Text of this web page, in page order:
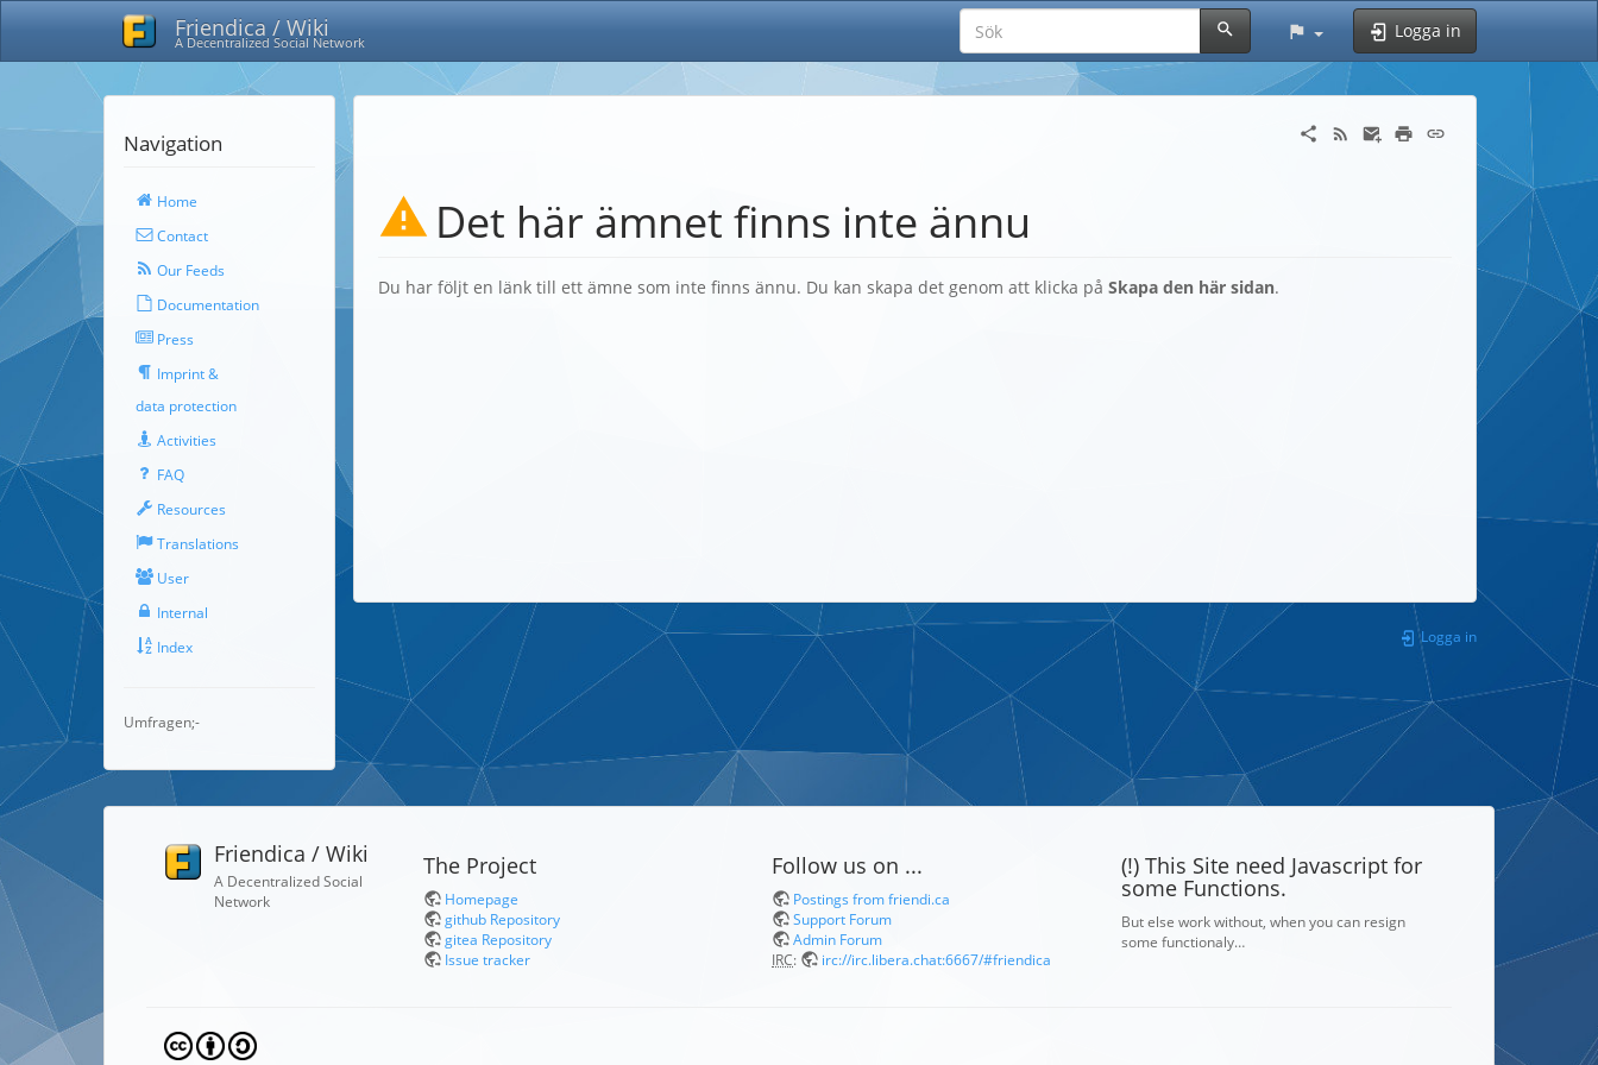
Friendica / Wiki
A Decentralized Social Network
Logga in
Navigation
Home
Contact
Our Feeds
Documentation
Press
Imprint &
data protection
Activities
FAQ
Resources
Translations
User
Internal
Index
Umfragen;-
Det här ämnet finns inte ännu
Du har följt en länk till ett ämne som inte finns ännu. Du kan skapa det genom att klicka på Skapa den här sidan.
Logga in
Friendica / Wiki
A Decentralized Social
Network
The Project
Homepage
github Repository
gitea Repository
Issue tracker
Follow us on ...
Postings from friendi.ca
Support Forum
Admin Forum
IRC: irc://irc.libera.chat:6667/#friendica
(!) This Site need Javascript for
some Functions.
But else work without, when you can resign
some functionaly…